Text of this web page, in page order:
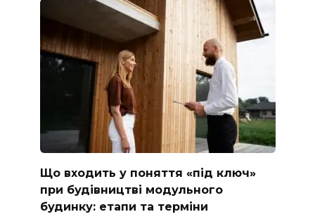
Що входить у поняття «під ключ»
при будівництві модульного
будинку: етапи та терміни